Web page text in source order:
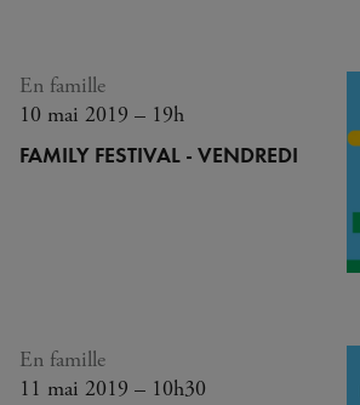
FAMILY FESTIVAL - VENDREDI
En famille
10 mai 2019 – 19h
En famille
11 mai 2019 – 10h30